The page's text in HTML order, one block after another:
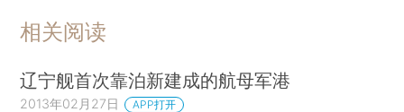
相关阅读
辽宁舰首次靠泊新建成的航母军港
2013年02月27日 APP打开